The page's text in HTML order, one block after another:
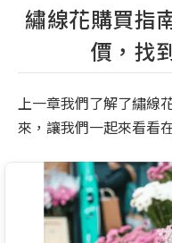
繡線花購買指
價，找
上一章我們了解了繡線
來，讓我們一起來看看